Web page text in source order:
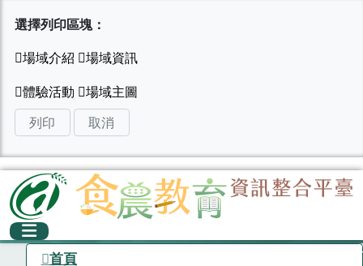
選擇列印區塊：
列印 取消
首頁